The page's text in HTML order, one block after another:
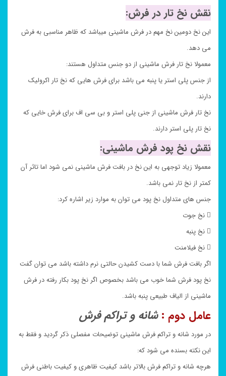
نقش نخ تار در فرش:
این نخ دومین نخ مهم در فرش ماشینی میباشد که ظاهر مناسبی به فرش
می دهد.
معمولا نخ تار فرش ماشینی از دو جنس متداول هستند:
از جنس پلی استر یا پنبه می باشد برای فرش هایی که نخ تار اکرولیک
دارند.
نخ تار فرش ماشینی از جنی پلی استر و بی سی اف برای فرش خایی که
نخ تار پلی استر دارند.
نقش نخ پود فرش ماشینی:
معمولا زیاد توجهی به این نخ در بافت فرش ماشینی نمی شود اما تاثر آن
کمتر از نخ تار نمی باشد.
جنس های متداول نخ پود می توان به موارد زیر اشاره کرد:
 نخ جوت
 نخ پنبه
 نخ فیلامنت
اگر بافت فرش شما با دست کشیدن حالتی نرم داشته باشد می توان گفت
نخ پود فرش شما خوب می باشد بخصوص اگر نخ پود بکار رفته در فرش
ماشینی از الیاف طبیعی پنبه باشد.
عامل دوم : شانه و تراکم فرش
در مورد شانه و تراکم فرش ماشینی توضیحات مفصلی ذکر گردید و فقط به
این نکته بسنده می شود که:
هرچه شانه و تراکم فرش بالاتر باشد کیفیت ظاهری و کیفیت باطنی فرش